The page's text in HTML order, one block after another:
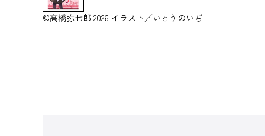
©高橋弥七郎 2026 イラスト／いとうのいぢ